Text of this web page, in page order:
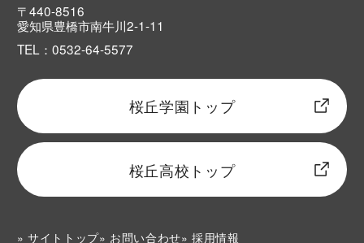
〒440-8516
愛知県豊橋市南牛川2-1-11
TEL：0532-64-5577
桜丘学園トップ
桜丘高校トップ
サイトトップ お問い合わせ
採用情報